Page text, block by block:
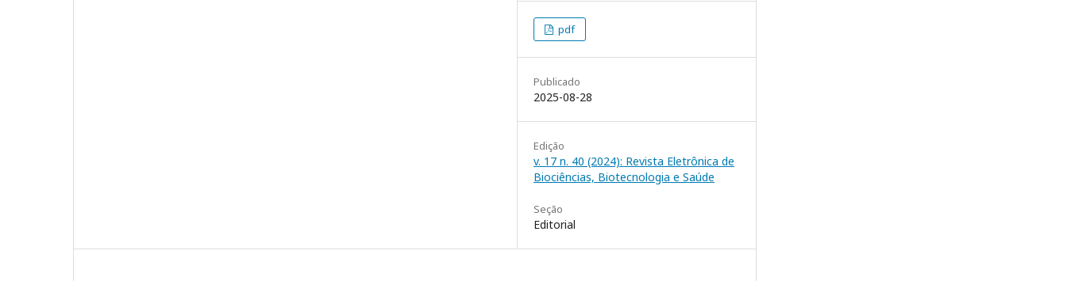
pdf
Publicado
2025-08-28
Edição
v. 17 n. 40 (2024): Revista Eletrônica de
Biociências, Biotecnologia e Saúde
Seção
Editorial